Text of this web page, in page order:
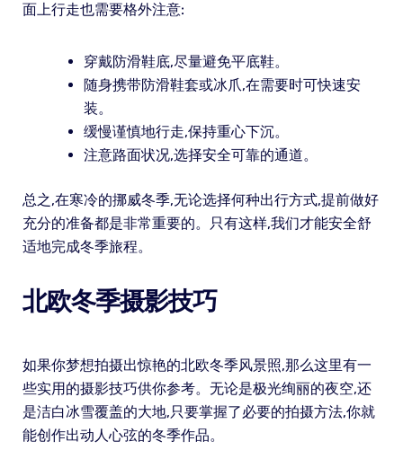
面上行走也需要格外注意:
穿戴防滑鞋底,尽量避免平底鞋。
随身携带防滑鞋套或冰爪,在需要时可快速安
装。
缓慢谨慎地行走,保持重心下沉。
注意路面状况,选择安全可靠的通道。
总之,在寒冷的挪威冬季,无论选择何种出行方式,提前做好
充分的准备都是非常重要的。只有这样,我们才能安全舒
适地完成冬季旅程。
北欧冬季摄影技巧
如果你梦想拍摄出惊艳的北欧冬季风景照,那么这里有一
些实用的摄影技巧供你参考。无论是极光绚丽的夜空,还
是洁白冰雪覆盖的大地,只要掌握了必要的拍摄方法,你就
能创作出动人心弦的冬季作品。